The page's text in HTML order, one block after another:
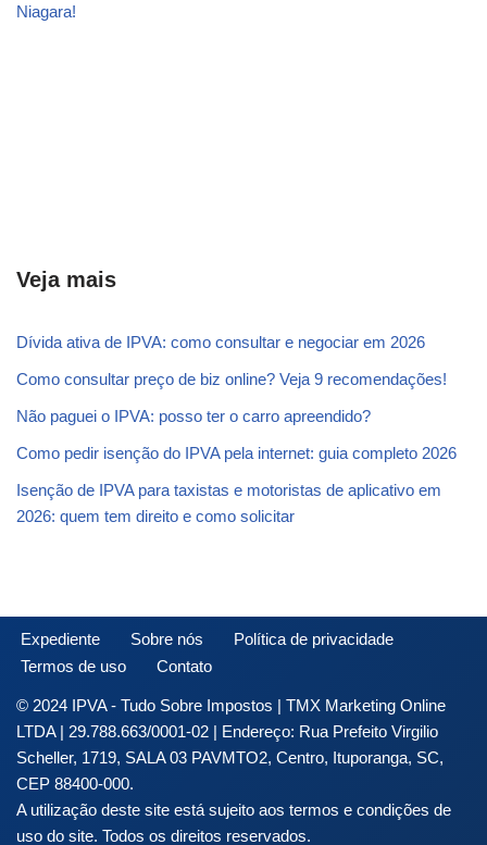
Niagara!
Veja mais
Dívida ativa de IPVA: como consultar e negociar em 2026
Como consultar preço de biz online? Veja 9 recomendações!
Não paguei o IPVA: posso ter o carro apreendido?
Como pedir isenção do IPVA pela internet: guia completo 2026
Isenção de IPVA para taxistas e motoristas de aplicativo em
2026: quem tem direito e como solicitar
Expediente Sobre nós
Política de privacidade
Termos de uso
Contato
© 2024 IPVA - Tudo Sobre Impostos | TMX Marketing Online
LTDA | 29.788.663/0001-02 | Endereço: Rua Prefeito Virgilio
Scheller, 1719, SALA 03 PAVMTO2, Centro, Ituporanga, SC,
CEP 88400-000.
A utilização deste site está sujeito aos termos e condições de
uso do site. Todos os direitos reservados.